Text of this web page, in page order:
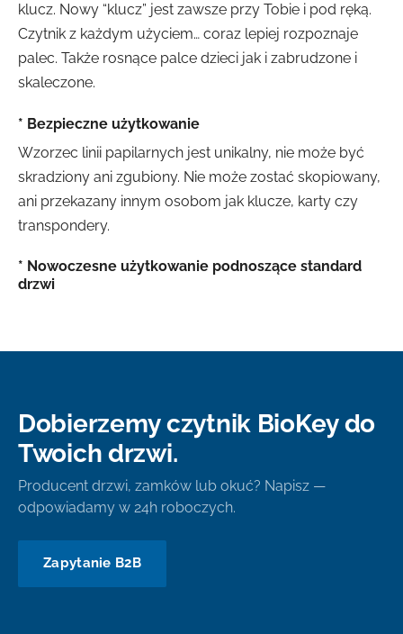
klucz. Nowy “klucz” jest zawsze przy Tobie i pod ręką.
Czytnik z każdym użyciem… coraz lepiej rozpoznaje
palec. Także rosnące palce dzieci jak i zabrudzone i
skaleczone.
* Bezpieczne użytkowanie
Wzorzec linii papilarnych jest unikalny, nie może być
skradziony ani zgubiony. Nie może zostać skopiowany,
ani przekazany innym osobom jak klucze, karty czy
transpondery.
* Nowoczesne użytkowanie podnoszące standard
drzwi
Dobierzemy czytnik BioKey do
Twoich drzwi.
Producent drzwi, zamków lub okuć? Napisz —
odpowiadamy w 24h roboczych.
Zapytanie B2B